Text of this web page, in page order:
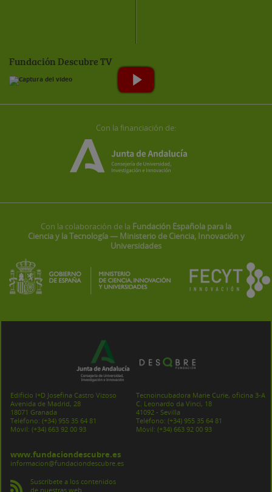
Fundación Descubre TV
Con la financiación de:
Con la colaboración de la Fundación Española para la
Ciencia y la Tecnología — Ministerio de Ciencia, Innovación y
Universidades
Edificio I+D Josefina Castro Vizoso
Avenida de Madrid, 28
18071 Granada
Teléfono: (+34) 955 35 64 81
Móvil: (+34) 663 92 00 93
Tecnoincubadora Marie Curie, oficina 3-A
C. Leonardo da Vinci, 18
41092 - Sevilla
Teléfono: (+34) 955 35 64 81
Móvil: (+34) 663 92 00 93
www.fundaciondescubre.es
informacion@fundaciondescubre.es
Suscríbete a los contenidos
de nuestras web